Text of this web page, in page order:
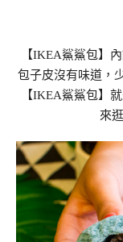
【IKEA鯊鯊包】
包子皮沒有味道，
【IKEA鯊鯊包】
來